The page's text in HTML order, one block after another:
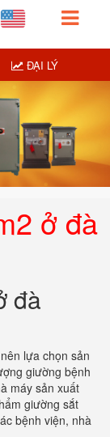
ở đà
đà
lựa chọn sản
giường bệnh
máy sản xuất
giường sắt
bệnh viện, nhà
ĐẠI LÝ